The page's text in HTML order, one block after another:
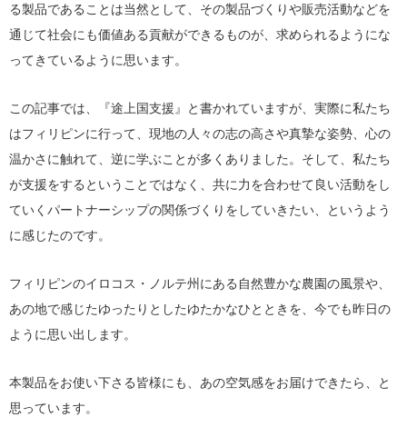
る製品であることは当然として、その製品づくりや販売活動などを
通じて社会にも価値ある貢献ができるものが、求められるようにな
ってきているように思います。
この記事では、『途上国支援』と書かれていますが、実際に私たち
はフィリピンに行って、現地の人々の志の高さや真摯な姿勢、心の
温かさに触れて、逆に学ぶことが多くありました。そして、私たち
が支援をするということではなく、共に力を合わせて良い活動をし
ていくパートナーシップの関係づくりをしていきたい、というよう
に感じたのです。
フィリピンのイロコス・ノルテ州にある自然豊かな農園の風景や、
あの地で感じたゆったりとしたゆたかなひとときを、今でも昨日の
ように思い出します。
本製品をお使い下さる皆様にも、あの空気感をお届けできたら、と
思っています。